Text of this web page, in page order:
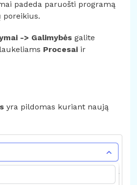
padeda paruošti programą
poreikius.
-> Galimybės galite
Procesai ir
yra pildomas kuriant naują